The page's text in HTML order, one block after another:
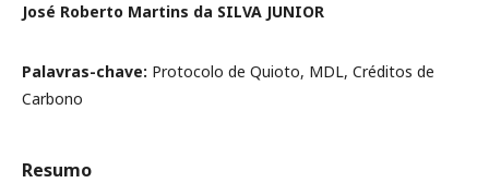
José Roberto Martins da SILVA JUNIOR
Palavras-chave: Protocolo de Quioto, MDL, Créditos de
Carbono
Resumo